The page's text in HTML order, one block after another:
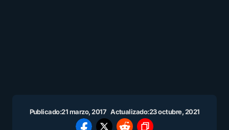
Publicado:21 marzo, 2017 Actualizado:23 octubre, 2021